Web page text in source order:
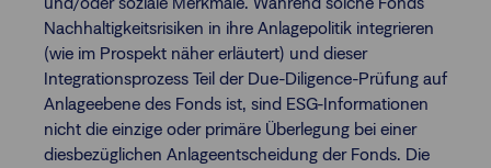
Nachhaltigkeitsrisiken in ihre Anlagepolitik integrieren
(wie im Prospekt näher erläutert) und dieser
Integrationsprozess Teil der Due-Diligence-Prüfung auf
Anlageebene des Fonds ist, sind ESG-Informationen
nicht die einzige oder primäre Überlegung bei einer
diesbezüglichen Anlageentscheidung der Fonds. Die